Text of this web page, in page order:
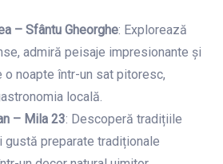
– Sfântu Gheorghe: Explorează
admiră peisaje impresionante și
o noapte într-un sat pitoresc,
locală.
– Mila 23: Descoperă tradițiile
gustă preparate tradiționale